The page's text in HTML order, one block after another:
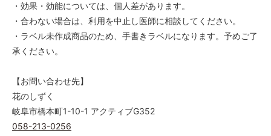
・効果・効能については、個人差があります。
・合わない場合は、利用を中止し医師に相談してください。
・ラベル未作成商品のため、手書きラベルになります。予めご了
承ください。
【お問い合わせ先】
花のしずく
岐阜市橋本町1-10-1 アクティブG352
058-213-0256